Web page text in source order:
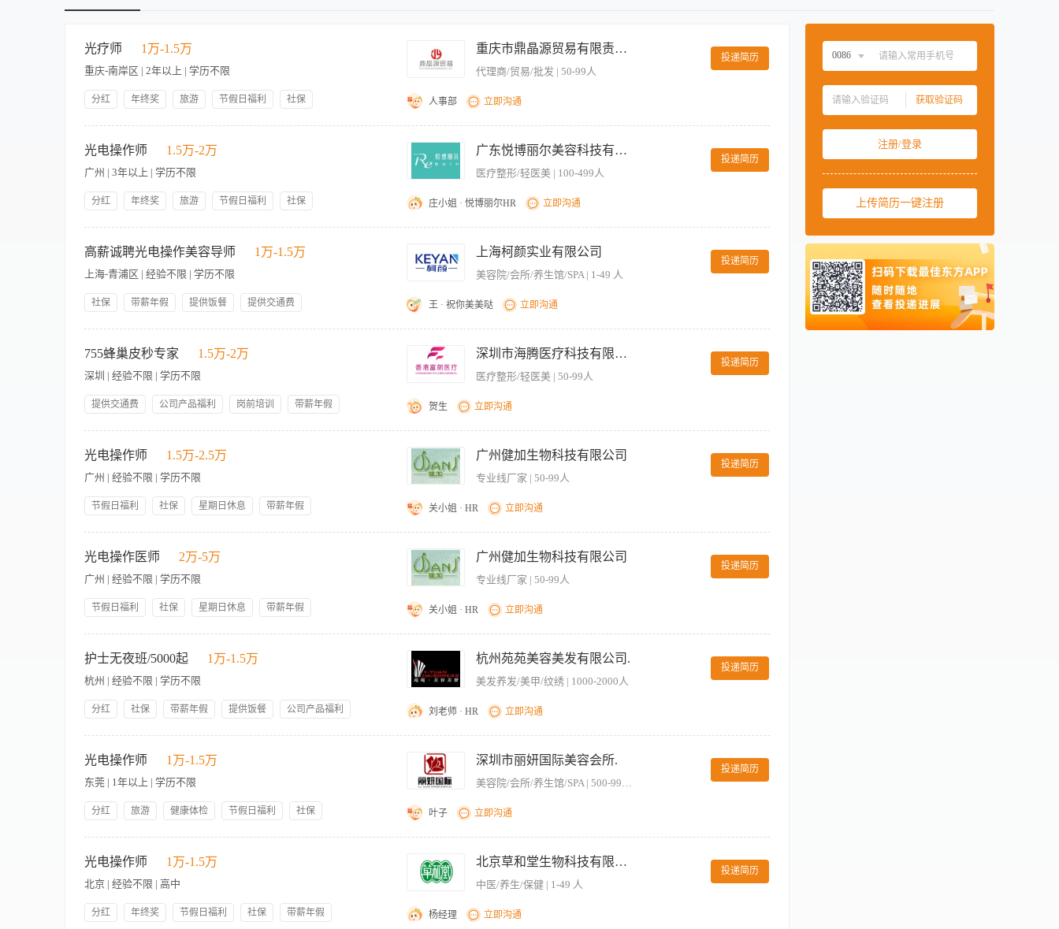
光疗师 1万-1.5万
重庆-南岸区 | 2年以上 | 学历不限
分红 年终奖 旅游 节假日福利
社保
重庆市鼎晶源贸易有限责任公司。
代理商/贸易/批发 | 50-99人
投递简历
人事部 立即沟通
一起。 职位要求：做过光电项目类有光疗师证优先 工作时间：早9晚5
光电操作师 1.5万-2万
广州 | 3年以上 | 学历不限
分红 年终奖 旅游 节假日福利
社保
广东悦博丽尔美容科技有限公司。
医疗整形/轻医美 | 100-499人
投递简历
庄小姐 · 悦博丽尔HR 立即沟通
操作过激光射频类仪器，技术底蕴深厚，熟悉美容行业运作；医学或护理专业背景优先考虑 2、形象好，热情开朗，亲和力强，能很好与客户沟通，做人诚实正直，
高薪诚聘光电操作美容导师 1万-1.5万
上海-青浦区 | 经验不限 | 学历不限
社保 带薪年假 提供饭餐
提供交通费
上海柯颜实业有限公司
美容院/会所/养生馆/SPA | 1-49 人
投递简历
王 · 祝你美美哒 立即沟通
755蜂巢皮秒专家 1.5万-2万
深圳 | 经验不限 | 学历不限
提供交通费 公司产品福利 岗前培训
带薪年假
深圳市海腾医疗科技有限公司
医疗整形/轻医美 | 50-99人
投递简历
贺生 立即沟通
师的工作。 岗位要求： 1、中专及以上学历，皮肤科、临床医学等相关专业优先，具有医师证优先考虑； 2、具有1年以上医学美容岗位工作经验； 3、了解美容行
业，具有皮肤科相关知识； 4、形象气质佳，有良好的沟通能力和应变能力，有顾客服务意识，擅于合作，团队精神强； 5、工作认真负责，具有良好的职业道德。
光电操作师 1.5万-2.5万
广州 | 经验不限 | 学历不限
节假日福利 社保 星期日休息
带薪年假
广州健加生物科技有限公司
专业线厂家 | 50-99人
投递简历
关小姐 · HR 立即沟通
操作祛斑、抗衰、补水等光电仪器； 5.负责仪器日常耗材的领用及剩余耗材的汇报。 职位要求： 1.美容行业1年以上工作经验，形象好，气质佳 2.熟悉美容保健相关
知识，有医院工作经历或医疗器械销售经验者优先； 3.医疗美容、临床等相关医学专业中专及以上学历； 4.熟悉操作C6/C8/皮秒/brera/热玛吉等仪器 职位标签 多劳多
得(底薪+提成)，岗前培训，国外旅游，年终奖金，光电操作师，广州，天河区
光电操作医师 2万-5万
广州 | 经验不限 | 学历不限
节假日福利 社保 星期日休息
带薪年假
广州健加生物科技有限公司
专业线厂家 | 50-99人
投递简历
关小姐 · HR 立即沟通
作C6/C8/超声刀/热拉缇/水光针等仪器 职位要求： 1.美容行业1年以上工作经验，形象好，气质佳 2.熟悉美容保健相关知识，有医院工作经历或医疗器械销售经验者
护士无夜班/5000起 1万-1.5万
杭州 | 经验不限 | 学历不限
分红 社保 带薪年假 提供饭餐
公司产品福利
杭州苑苑美容美发有限公司.
美发养发/美甲/纹绣 | 1000-2000人
投递简历
刘老师 · HR 立即沟通
SPA，互联网美发、教育培训、科技美肤、医疗美容为一体，融合“金融投资”，“商业贸易”、“爱心公益基金”、“电子商务”、“媒体传播”等为一体的集团型企业。 苑苑
市场：定位高端生活服务 苑苑团队：打造有爱一家人 岗位职责： 1.采用行业尖端器材，对肌肤进行轻光电和重光电的护理，轻光电针对祛斑，祛痘，重光电针对抗衰
老，肌肤重生。我们的工作内容就是让身边的人变美，同时自己也变得更美。 任职资格： 1.有护士证，相关护理专业 2.愿意学习，长期在美容行业发展 3.沟通表达能
力OK，愿意学习
光电操作师 1万-1.5万
东莞 | 1年以上 | 学历不限
分红 旅游 健康体检 节假日福利
社保
深圳市丽妍国际美容会所.
美容院/会所/养生馆/SPA | 500-999人
投递简历
叶子 立即沟通
报。 职位要求： 1.美容行业1年以上工作经验，形象好，气质佳 2.熟悉美容保健相关知识，有医院工作经历或医疗器械销售经验者优先； 3.医疗美容、临床等相关医
学专业中专及以上学历优先考虑。 4.无光电操作经验，有美容导师相关经验有意向光电操作，可免费培训。 5.男女不限，形象好，气质佳。 福利： 1，每年集体出
游，一起嗨皮 2，出国游学，意大利，泰国，西班牙..... 3，蓝凤凰课程（管理技能培训） 4，手法技能提升班 5，手法技能大赛，一展雄风 6，超级演说家大赛，一展
口才技能 7，女神节精美礼品 8，端午节大礼包 9，中秋节月饼寻家，还有大礼包 10，12+2天超长带薪年假 11，包中餐，专属饭堂，专人配餐，营养健康，美味好吃
12，包住宿，精美小区，拎包入住，温馨有爱 13，同事很奈斯（好），相亲相爱一家人 14，工作环境很棒，新店开业 15，长达10多天的带薪婚丧假 16，结婚礼金 .....
光电操作师 1万-1.5万
北京 | 经验不限 | 高中
分红 年终奖 节假日福利 社保
带薪年假
北京草和堂生物科技有限公司。
中医/养生/保健 | 1-49 人
投递简历
杨经理 立即沟通
0086
获取验证码
注册/登录
上传简历一键注册
中国大陆 0086
中国澳门 00853
西班牙
泰国 0066
柬埔寨 00855
00971